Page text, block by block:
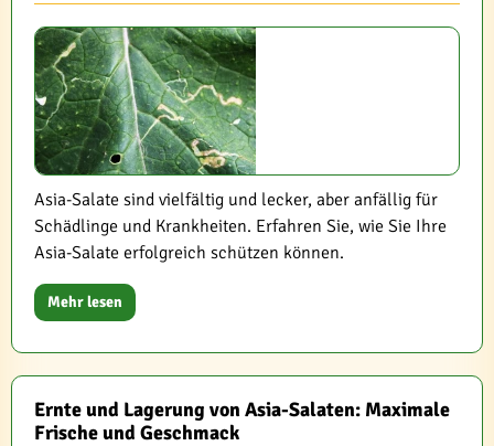
Asia-Salate sind vielfältig und lecker, aber anfällig für
Schädlinge und Krankheiten. Erfahren Sie, wie Sie Ihre
Asia-Salate erfolgreich schützen können.
Mehr lesen
Ernte und Lagerung von Asia-Salaten: Maximale
Frische und Geschmack